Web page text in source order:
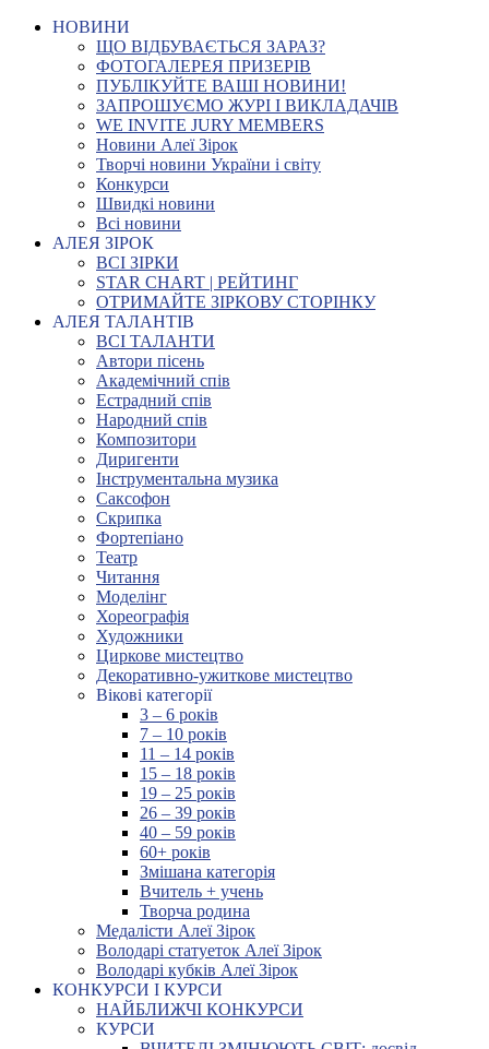
НОВИНИ
ЩО ВІДБУВАЄТЬСЯ ЗАРАЗ?
ФОТОГАЛЕРЕЯ ПРИЗЕРІВ
ПУБЛІКУЙТЕ ВАШІ НОВИНИ!
ЗАПРОШУЄМО ЖУРІ І ВИКЛАДАЧІВ
WE INVITE JURY MEMBERS
Новини Алеї Зірок
Творчі новини України і світу
Конкурси
Швидкі новини
Всі новини
АЛЕЯ ЗІРОК
ВСІ ЗІРКИ
STAR CHART | РЕЙТИНГ
ОТРИМАЙТЕ ЗІРКОВУ СТОРІНКУ
АЛЕЯ ТАЛАНТІВ
ВСІ ТАЛАНТИ
Автори пісень
Академічний спів
Естрадний спів
Народний спів
Композитори
Диригенти
Інструментальна музика
Саксофон
Скрипка
Фортепіано
Театр
Читання
Моделінг
Хореографія
Художники
Циркове мистецтво
Декоративно-ужиткове мистецтво
Вікові категорії
3 – 6 років
7 – 10 років
11 – 14 років
15 – 18 років
19 – 25 років
26 – 39 років
40 – 59 років
60+ років
Змішана категорія
Вчитель + учень
Творча родина
Медалісти Алеї Зірок
Володарі статуеток Алеї Зірок
Володарі кубків Алеї Зірок
КОНКУРСИ І КУРСИ
НАЙБЛИЖЧІ КОНКУРСИ
КУРСИ